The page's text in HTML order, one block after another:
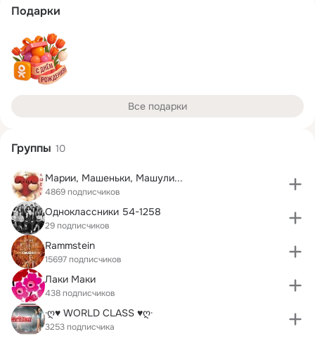
Подарки
Все подарки
Группы 10
Марии, Машеньки, Машули...
4869 подписчиков
Одноклассники 54-1258
29 подписчиков
Rammstein
15697 подписчиков
Лаки Маки
438 подписчиков
·ღ♥ WORLD CLASS ♥ღ·
3253 подписчика